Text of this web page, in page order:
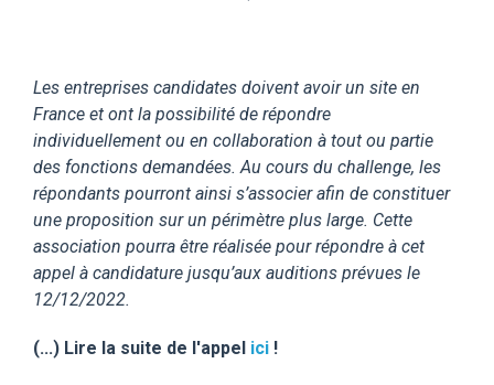
Les entreprises candidates doivent avoir un site en
France et ont la possibilité de répondre
individuellement ou en collaboration à tout ou partie
des fonctions demandées. Au cours du challenge, les
répondants pourront ainsi s’associer afin de constituer
une proposition sur un périmètre plus large. Cette
association pourra être réalisée pour répondre à cet
appel à candidature jusqu’aux auditions prévues le
12/12/2022.
(...) Lire la suite de l'appel ici !